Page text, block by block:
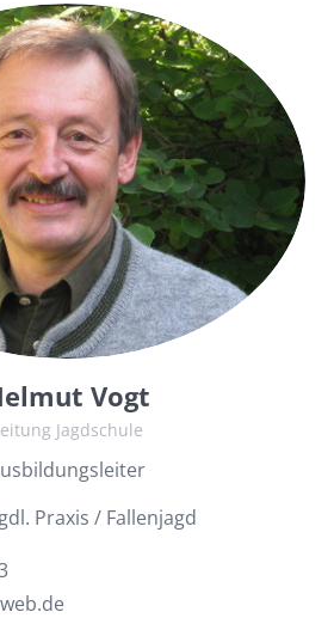
Vogt
Jagdschule
Praxis / Fallenjagd